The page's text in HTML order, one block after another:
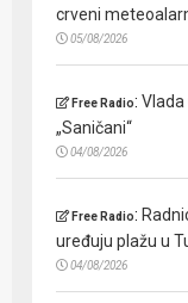
crveni
05/08/2026
Free Radio:Vlada
„Saničani“
04/08/2026
Free Radio:
uređuju plažu u
04/08/2026